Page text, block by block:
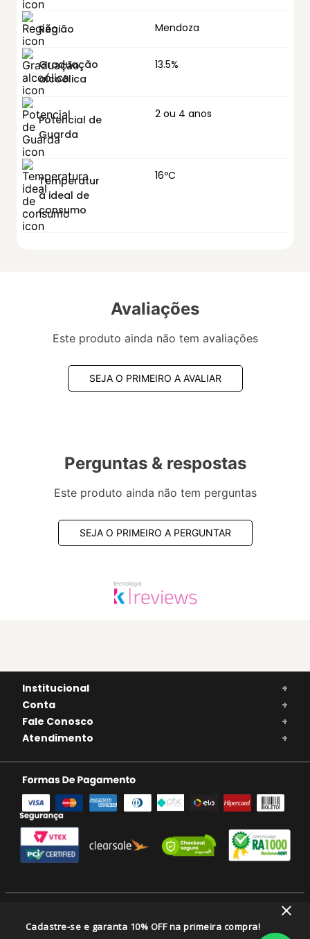
Região Mendoza
Graduação
alcoólica
13.5%
Potencial de
Guarda
2 ou 4 anos
Temperatur
a ideal de
consumo
16ºC
Avaliações
Este produto ainda não tem avaliações
SEJA O PRIMEIRO A AVALIAR
Perguntas & respostas
Este produto ainda não tem perguntas
SEJA O PRIMEIRO A PERGUNTAR
Institucional
+
Conta
+
Fale Conosco
+
Atendimento
+
SE BEBER, NÃO DIRIJA. APRECIE COM MODERAÇÃO. A VENDA DE BEBIDAS
ALCOÓLICAS É PROIBIDA PARA MENORES DE 18 ANOS.
Cadastre-se e garanta 10% OFF na primeira compra!